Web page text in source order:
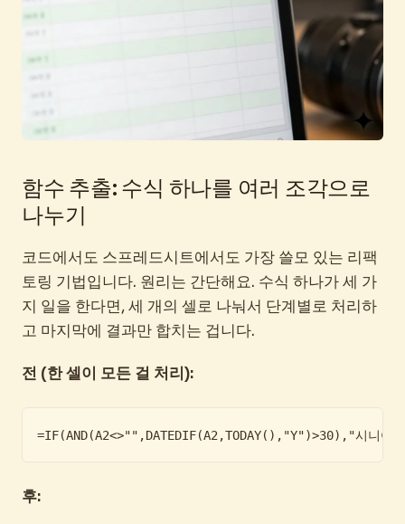
함수 추출: 수식 하나를 여러 조각으로
나누기
코드에서도 스프레드시트에서도 가장 쓸모 있는 리팩
토링 기법입니다. 원리는 간단해요. 수식 하나가 세 가
지 일을 한다면, 세 개의 셀로 나눠서 단계별로 처리하
고 마지막에 결과만 합치는 겁니다.
전 (한 셀이 모든 걸 처리):
=IF(AND(A2<>"",DATEDIF(A2,TODAY(),"Y")>30),"시니어
후: